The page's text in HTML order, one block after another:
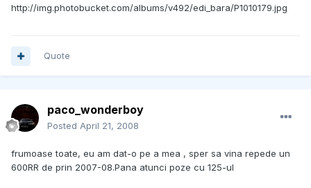
http://img.photobucket.com/albums/v492/edi_bara/P1010179.jpg
Quote
paco_wonderboy
Posted April 21, 2008
frumoase toate, eu am dat-o pe a mea , sper sa vina repede un
600RR de prin 2007-08.Pana atunci poze cu 125-ul